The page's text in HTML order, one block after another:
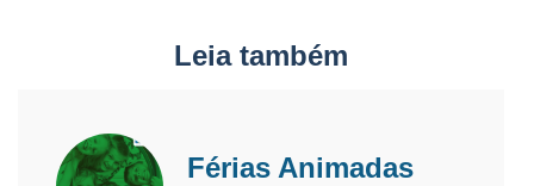
Leia também
Férias Animadas